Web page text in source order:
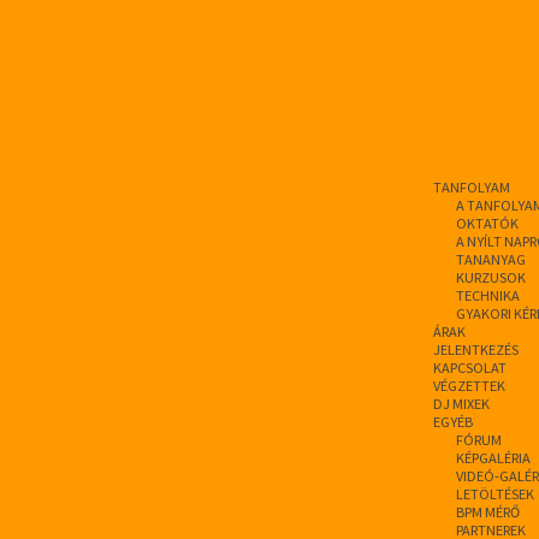
TANFOLYAM
A
OKTATÓK
A NYÍLT
TANANYAG
KURZUSOK
TECHNIKA
GYAKORI
ÁRAK
JELENTKEZÉS
KAPCSOLAT
VÉGZETTEK
DJ MIXEK
EGYÉB
FÓRUM
KÉPGALÉRIA
VIDEÓ-
LETÖLTÉSEK
BPM MÉRŐ
PARTNEREK